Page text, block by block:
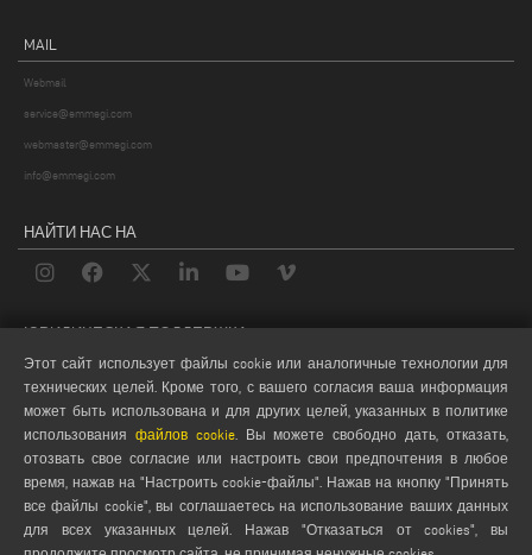
MAIL
Webmail
service@emmegi.com
webmaster@emmegi.com
info@emmegi.com
НАЙТИ НАС НА
ЮРИДИЧЕСКАЯ ПОДДЕРЖКА
PRIVACY POLICY
LEGAL NOTES
COOKIE POLICY
GENERAL TERMS AND CONDITIONS OF SALE
НАСТРОЙКИ COOKIES
Этот сайт использует файлы cookie или аналогичные технологии для
технических целей. Кроме того, с вашего согласия ваша информация
может быть использована и для других целей, указанных в политике
использования файлов cookie. Вы можете свободно дать, отказать,
отозвать свое согласие или настроить свои предпочтения в любое
время, нажав на "Настроить cookie-файлы". Нажав на кнопку "Принять
все файлы cookie", вы соглашаетесь на использование ваших данных
для всех указанных целей. Нажав "Отказаться от cookies", вы